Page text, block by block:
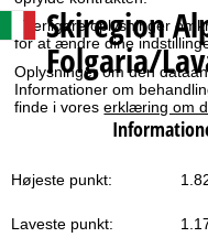
Yderligere oplysninger
for at ændre dine
Oplysninger om den
Informationer om
finde i voreserklæring om
a
r
Skiregion
Folgaria/
Højeste punkt:
Laveste punkt: